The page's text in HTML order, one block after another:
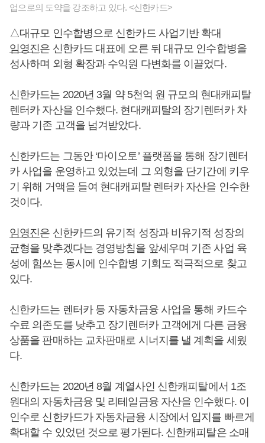
업으로의 도약을 강조하고 있다. <신한카드>
△대규모 인수합병으로 신한카드 사업기반 확대
임영진은 신한카드 대표에 오른 뒤 대규모 인수합병을
성사하며 외형 확장과 수익원 다변화를 이끌었다.
신한카드는 2020년 3월 약 5천억 원 규모의 현대캐피탈
렌터카 자산을 인수했다. 현대캐피탈의 장기렌터카 차
량과 기존 고객을 넘겨받았다.
신한카드는 그동안 ‘마이오토’ 플랫폼을 통해 장기렌터
카 사업을 운영하고 있었는데 그 외형을 단기간에 키우
기 위해 거액을 들여 현대캐피탈 렌터카 자산을 인수한
것이다.
임영진은 신한카드의 유기적 성장과 비유기적 성장의
균형을 맞추겠다는 경영방침을 앞세우며 기존 사업 육
성에 힘쓰는 동시에 인수합병 기회도 적극적으로 찾고
있다.
신한카드는 렌터카 등 자동차금융 사업을 통해 카드수
수료 의존도를 낮추고 장기렌터카 고객에게 다른 금융
상품을 판매하는 교차판매로 시너지를 낼 계획을 세웠
다.
신한카드는 2020년 8월 계열사인 신한캐피탈에서 1조
원대의 자동차금융 및 리테일금융 자산을 인수했다. 이
인수로 신한카드가 자동차금융 시장에서 입지를 빠르게
확대할 수 있었던 것으로 평가된다. 신한캐피탈은 소매